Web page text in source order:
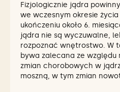
Fizjologicznie jądra
we wczesnym okresie
ukończeniu około 6.
jądra nie są wyczuwalne,
rozpoznać wnętrostwo. W
bywa zalecana ze względu
zmian chorobowych w
moszną, w tym zmian